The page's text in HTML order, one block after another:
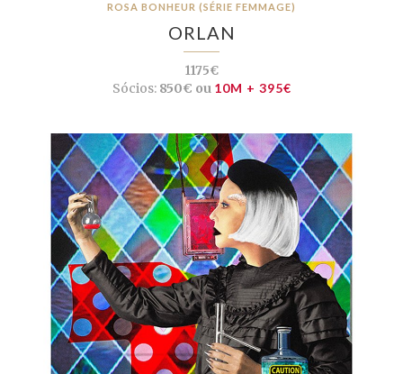
ROSA BONHEUR (SÉRIE FEMMAGE)
ORLAN
1175€
Sócios:850€ ou 10M + 395€